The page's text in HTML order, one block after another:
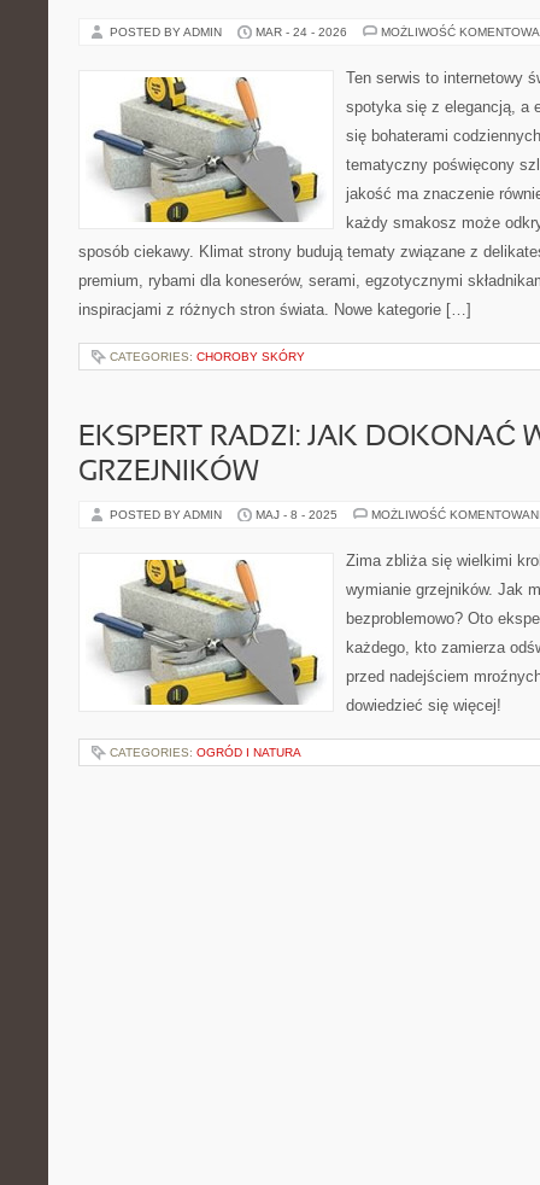
POSTED BY ADMIN MAR - 24 - 2026 MOŻLIWOŚĆ
Ten serwis to internetowy
spotyka się z elegancją, a
się bohaterami
tematyczny poświęcony
jakość ma znaczenie
każdy smakosz może
sposób ciekawy. Klimat strony budują tematy związane z
premium, rybami dla koneserów, serami, egzotycznymi
inspiracjami z różnych stron świata. Nowe kategorie […]
CATEGORIES: CHOROBY SKÓRY
EKSPERT RADZI: JAK DOKONAĆ
GRZEJNIKÓW
POSTED BY ADMIN MAJ - 8 - 2025 MOŻLIWOŚĆ
Zima zbliża się wielkimi
wymianie grzejników. Jak
bezproblemowo? Oto
każdego, kto zamierza
przed nadejściem
dowiedzieć się więcej!
CATEGORIES: OGRÓD I NATURA